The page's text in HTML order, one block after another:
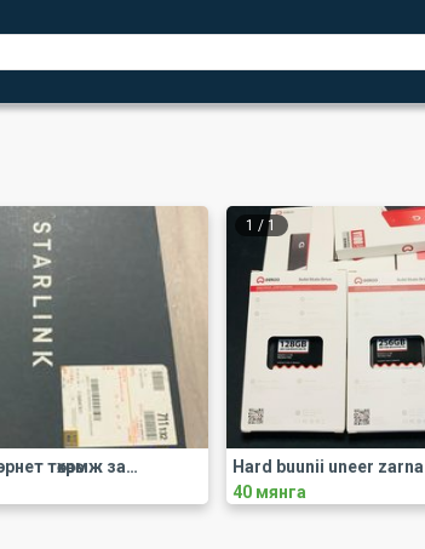
STARLNK интэрнет төхөөрөмж загрна
1 /1
Hard buunii uneer zarna
40 мянга